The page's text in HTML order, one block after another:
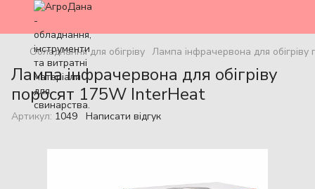
Обладнання для обігріву Лампа інфрачервона для
Лампа інфрачервона для обігріву
поросят 175W InterHeat
Артикул: 1049 Написати відгук